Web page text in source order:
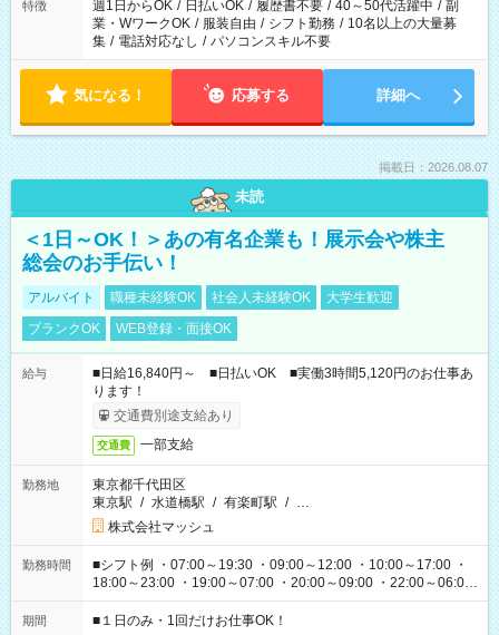
特徴 週1日からOK / 日払いOK / 履歴書不要 / 40～50代活躍中 / 副
業・WワークOK / 服装自由 / シフト勤務 / 10名以上の大量募
集 / 電話対応なし / パソコンスキル不要
気になる！ 応募する 詳細へ
掲載日：2026.08.07
未読
＜1日～OK！＞あの有名企業も！展示会や株主
総会のお手伝い！
アルバイト 職種未経験OK 社会人未経験OK
大学生歓迎
ブランクOK
WEB登録・面接OK
給与
■日給16,840円～ ■日払いOK ■実働3時間5,120円のお仕事あ
ります！
交通費別途支給あり
交通費 一部支給
勤務地
東京都千代田区
東京駅 / 水道橋駅 / 有楽町駅 / …
株式会社マッシュ
勤務時間
■シフト例 ・07:00～19:30 ・09:00～12:00 ・10:00～17:00 ・
18:00～23:00 ・19:00～07:00 ・20:00～09:00 ・22:00～06:00
etc ★最短で3時間で5,120円のお仕事から 15時間で2万円近く稼
げるお仕事も！ ご希望のお時間に合わせてご紹介！ ※シフトは
期間 ■１日のみ・1回だけお仕事OK！